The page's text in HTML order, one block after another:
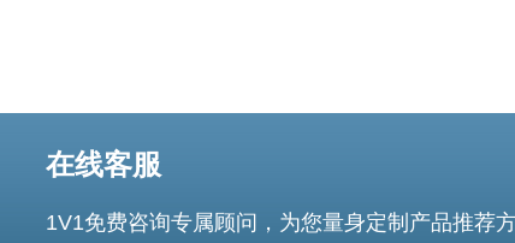
在线客服
1V1免费咨询专属顾问，为您量身定制产品推荐